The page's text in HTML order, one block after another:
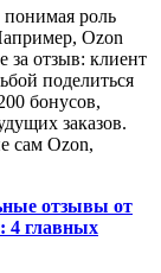
роль
Ozon
за отзыв: клиент
поделиться
бонусов,
заказов.
сам Ozon,
отзывы от
4 главных